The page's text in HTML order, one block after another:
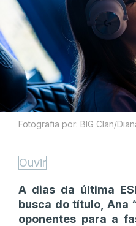
Fotografia por: BIG Clan/
Ouvir
A dias da última
busca do título, Ana
oponentes para a